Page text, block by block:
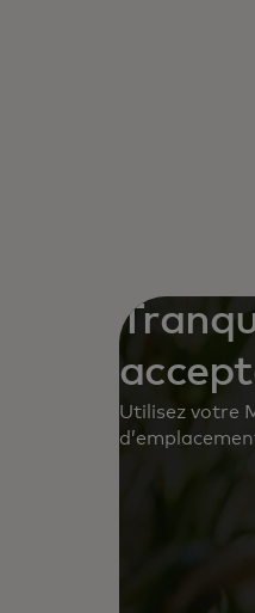
Utilisez votre